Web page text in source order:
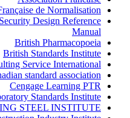
de Normalisation
Design Reference
Manual
British Pharmacopoeia
British Standards Institute
Service International
standard association
Cengage Learning PTR
Standards Institute
STEEL INSTITUTE